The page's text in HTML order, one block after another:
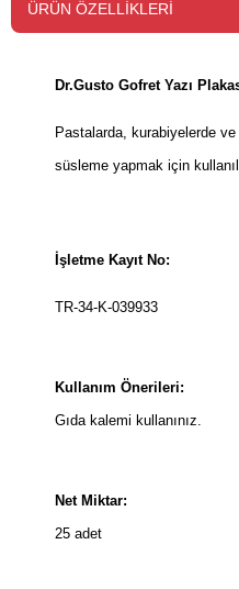
ÜRÜN ÖZELLIKLERI
Dr.Gusto Gofret Yazı
Pastalarda, kurabiyelerde
süsleme yapmak için
İşletme Kayıt No:
TR-34-K-039933
Kullanım Önerileri:
Gıda kalemi kullanınız.
Net Miktar:
25 adet